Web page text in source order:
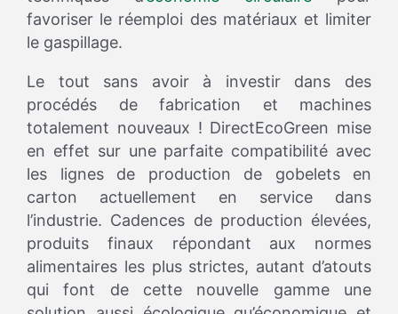
favoriser le réemploi des matériaux et limiter
le gaspillage.
Le tout sans avoir à investir dans des
procédés de fabrication et machines
totalement nouveaux ! DirectEcoGreen mise
en effet sur une parfaite compatibilité avec
les lignes de production de gobelets en
carton actuellement en service dans
l’industrie. Cadences de production élevées,
produits finaux répondant aux normes
alimentaires les plus strictes, autant d’atouts
qui font de cette nouvelle gamme une